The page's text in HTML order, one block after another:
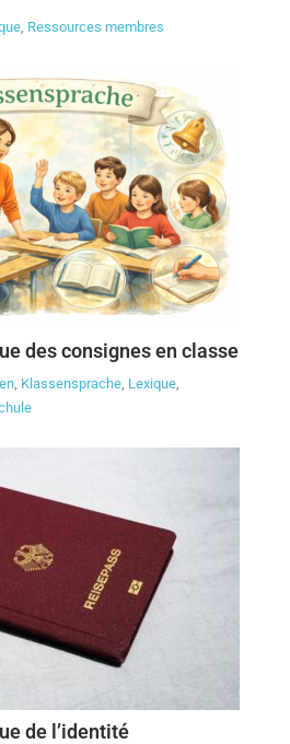
, Ressources membres
des consignes en classe
, Klassensprache, Lexique,
de l’identité